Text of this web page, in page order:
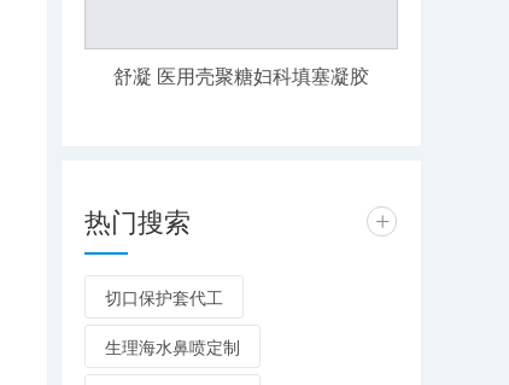
舒凝 医用壳聚糖妇科填塞凝胶
热门搜索 +
切口保护套代工
生理海水鼻喷定制